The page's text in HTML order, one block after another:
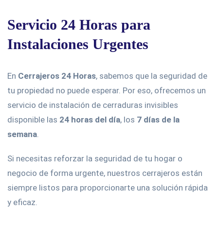
Servicio 24 Horas para
Instalaciones Urgentes
En Cerrajeros 24 Horas, sabemos que la seguridad de
tu propiedad no puede esperar. Por eso, ofrecemos un
servicio de instalación de cerraduras invisibles
disponible las 24 horas del día, los 7 días de la
semana.
Si necesitas reforzar la seguridad de tu hogar o
negocio de forma urgente, nuestros cerrajeros están
siempre listos para proporcionarte una solución rápida
y eficaz.